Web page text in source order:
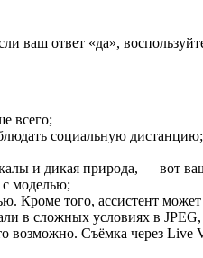
ваш ответ «да»,
всего;
социальную дистанцию;
и дикая природа, — вот
моделью;
Кроме того, ассистент
в сложных условиях в
Съёмка через